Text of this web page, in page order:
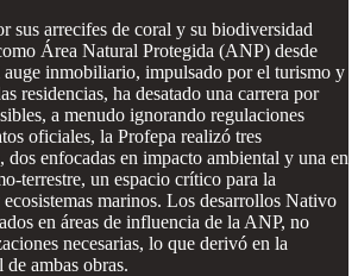
sus arrecifes de coral y su biodiversidad
Área Natural Protegida (ANP) desde
auge inmobiliario, impulsado por el turismo y
residencias, ha desatado una carrera por
a menudo ignorando regulaciones
oficiales, la Profepa realizó tres
dos enfocadas en impacto ambiental y una en
terrestre, un espacio crítico para la
marinos. Los desarrollos Nativo
en áreas de influencia de la ANP, no
necesarias, lo que derivó en la
ambas obras.